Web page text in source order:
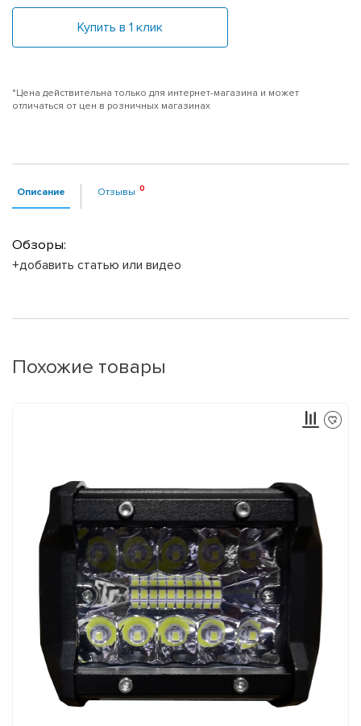
Купить в 1 клик
*Цена действительна только для интернет-магазина и может
отличаться от цен в розничных магазинах
Описание Отзывы
Обзоры:
+добавить статью или видео
Похожие товары